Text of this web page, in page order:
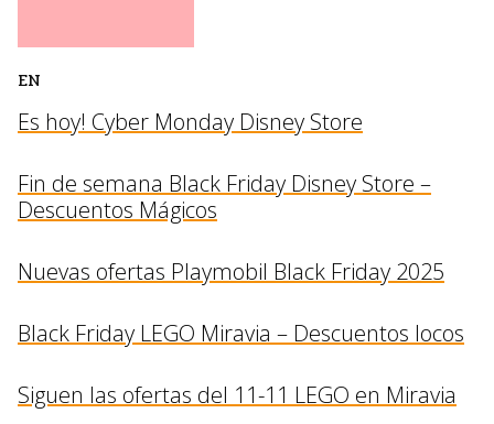
EN
Es hoy! Cyber Monday Disney Store
Fin de semana Black Friday Disney Store –
Descuentos Mágicos
Nuevas ofertas Playmobil Black Friday 2025
Black Friday LEGO Miravia – Descuentos locos
Siguen las ofertas del 11-11 LEGO en Miravia